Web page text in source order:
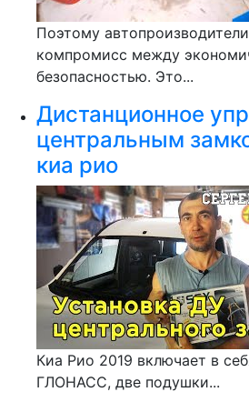
Поэтому
компромисс между
безопасностью. Это...
Дистанционное
центральным
киа рио
Киа Рио 2019 включает в
ГЛОНАСС, две подушки...